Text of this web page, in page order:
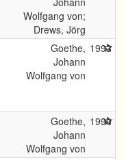
Wolfgang von;
Drews, Jörg
Goethe,
Johann
Wolfgang von
1993
Goethe,
Johann
Wolfgang von
1990